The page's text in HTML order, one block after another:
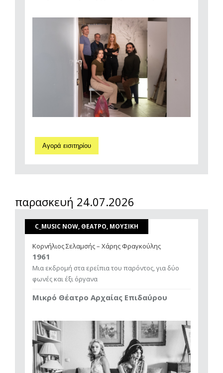
Αγορά εισιτηρίου
παρασκευή 24.07.2026
C_MUSIC NOW, ΘΕΑΤΡΟ, ΜΟΥΣΙΚΗ
Κορνήλιος Σελαμσής – Χάρης Φραγκούλης
1961
Μια εκδρομή στα ερείπια του παρόντος, για δύο
φωνές και έξι όργανα
Μικρό Θέατρο Αρχαίας Επιδαύρου